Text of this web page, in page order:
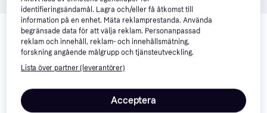
Relaterade produkter
Vi har plockat fram ett urval av produkter som kanske skulle
intressera dig. Visa alla
identifieringsändamål. Lagra och/eller få åtkomst till
information på en enhet. Mäta reklamprestanda. Använda
begränsade data för att välja reklam. Personanpassad
reklam och innehåll, reklam- och innehållsmätning,
forskning angående målgrupp och tjänsteutveckling.
Lista över partner (leverantörer)
Acceptera